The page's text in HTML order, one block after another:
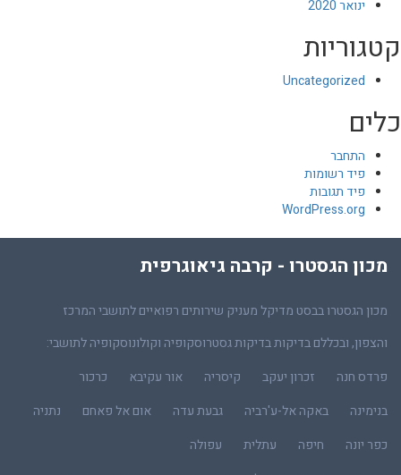
ינואר 2020
קטגוריות
Uncategorized
כלים
התחבר
פיד רשומות
פיד תגובות
WordPress.org
מכון הגסטרו - קרבה גיאוגרפית
מכון הגסטרו בבסט מדיקל מעניק שירותים רפואיים לתושבי המרכז
והצפון, ובכללם בדיקות בדיקות גסטרוסקופיה וקולונוסקופיה לתושבי:
פרדס חנה
זכרון יעקב קיסריה אור עקיבא
כרכור
בנימינה
באקה אל-ע'רביה גבעת עדה אום אל פאחם
נתניה
כפר יונה
חיפה עתלית
עפולה